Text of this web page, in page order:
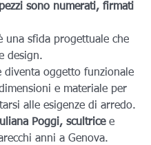
pezzi sono numerati, firmati
una sfida progettuale che
design.
diventa oggetto funzionale
e materiale per
alle esigenze di arredo.
Poggi, scultrice e
anni a Genova.